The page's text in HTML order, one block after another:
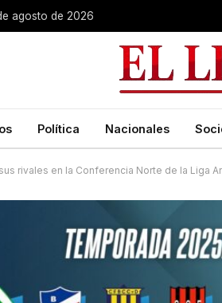
agosto de 2026
Política Nacionales
rivales en la Conferencia Norte de la Liga